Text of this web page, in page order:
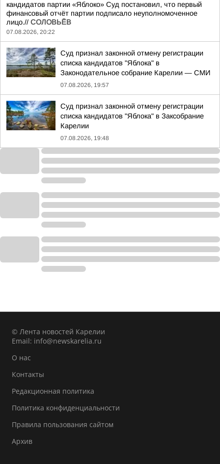
кандидатов партии «Яблоко» Суд постановил, что первый
финансовый отчёт партии подписало неуполномоченное
лицо.// СОЛОВЬЁВ
07.08.2026, 20:22
Суд признал законной отмену регистрации
списка кандидатов "Яблока" в
Законодательное собрание Карелии — СМИ
07.08.2026, 19:57
Суд признал законной отмену регистрации
списка кандидатов "Яблока" в Заксобрание
Карелии
07.08.2026, 19:48
© Лента новостей Карелии
Email: info@newskarelia.ru
О нас
Контакты
Редакционная политика
Политика конфиденциальности
Правила пользования сайтом
Архив